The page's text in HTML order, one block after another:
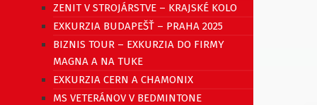
ZENIT V STROJÁRSTVE – KRAJSKÉ KOLO
EXKURZIA BUDAPEŠŤ – PRAHA 2025
BIZNIS TOUR – EXKURZIA DO FIRMY
MAGNA A NA TUKE
EXKURZIA CERN A CHAMONIX
MS VETERÁNOV V BEDMINTONE